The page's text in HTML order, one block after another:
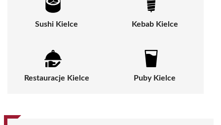
Sushi Kielce Kebab Kielce
Restauracje Kielce Puby Kielce